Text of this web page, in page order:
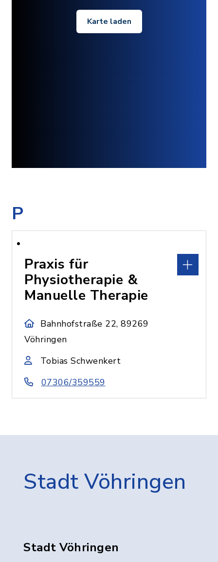
Karte laden
P
Praxis für
Physiotherapie &
Manuelle Therapie
Bahnhofstraße 22, 89269
Vöhringen
Tobias Schwenkert
07306/359559
Stadt Vöhringen
Stadt Vöhringen